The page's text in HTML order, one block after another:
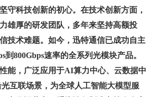
守科技创新的初心。在技术创新方面，
雄厚的研发团队，多年来坚持高额投
技术难题。如今，迅特通信已成功自主
到800Gbps速率的全系列光模块产品。
能，广泛应用于AI算力中心、云数据中
互联场景，为全球人工智能大模型服